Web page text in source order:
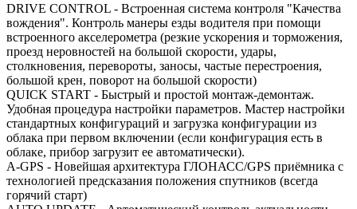
DRIVE CONTROL - Встроенная система контроля "Качества
вождения". Контроль манеры езды водителя при помощи
встроенного акселерометра (резкие ускорения и торможения,
проезд неровностей на большой скорости, удары,
столкновения, перевороты, заносы, частые перестроения,
большой крен, поворот на большой скорости)
QUICK START - Быстрый и простой монтаж-демонтаж.
Удобная процедура настройки параметров. Мастер настройки
стандартных конфигураций и загрузка конфигурации из
облака при первом включении (если конфигурация есть в
облаке, прибор загрузит ее автоматически).
A-GPS - Новейшая архитектура ГЛОНАСС/GPS приёмника с
технологией предсказания положения спутников (всегда
горячий старт)